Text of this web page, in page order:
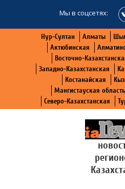
Мы в соцсетях:
Нур-Султан Алматы
Актюбинская
Восточно-
Западно-Казахстанская
Костанайская
Мангистауская область
Северо-Казахстанская